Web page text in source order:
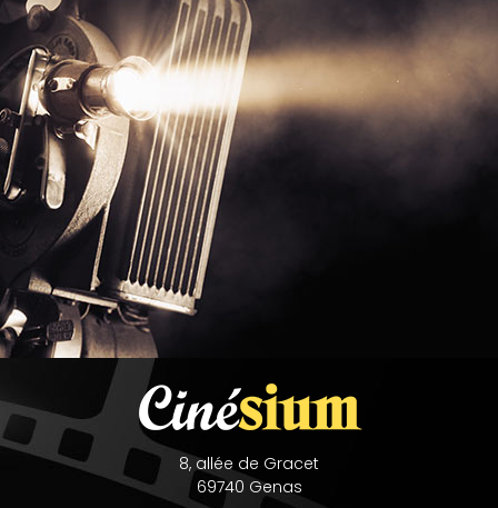
8, allée de Gracet
69740 Genas